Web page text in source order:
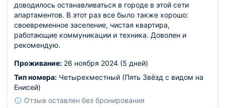
доводилось останавливаться в городе в этой сети
апартаментов. В этот раз все было также хорошо:
своевременное заселение, чистая квартира,
работающие коммуникации и техника. Доволен и
рекомендую.
Проживание: 26 ноября 2024 (5 дней)
Тип номера: Четырехместный (Пять Звёзд с видом на
Енисей)
Отзыв оставлен без бронирования